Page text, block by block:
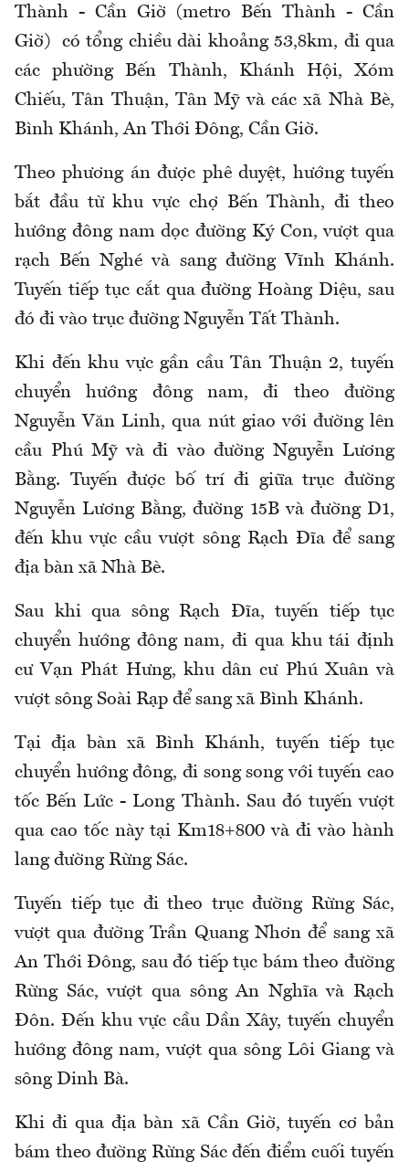
Thành - Cần Giờ (metro Bến Thành - Cần
Giờ) có tổng chiều dài khoảng 53,8km, đi qua
các phường Bến Thành, Khánh Hội, Xóm
Chiếu, Tân Thuận, Tân Mỹ và các xã Nhà Bè,
Bình Khánh, An Thới Đông, Cần Giờ.
Theo phương án được phê duyệt, hướng tuyến
bắt đầu từ khu vực chợ Bến Thành, đi theo
hướng đông nam dọc đường Ký Con, vượt qua
rạch Bến Nghé và sang đường Vĩnh Khánh.
Tuyến tiếp tục cắt qua đường Hoàng Diệu, sau
đó đi vào trục đường Nguyễn Tất Thành.
Khi đến khu vực gần cầu Tân Thuận 2, tuyến
chuyển hướng đông nam, đi theo đường
Nguyễn Văn Linh, qua nút giao với đường lên
cầu Phú Mỹ và đi vào đường Nguyễn Lương
Bằng. Tuyến được bố trí đi giữa trục đường
Nguyễn Lương Bằng, đường 15B và đường D1,
đến khu vực cầu vượt sông Rạch Đĩa để sang
địa bàn xã Nhà Bè.
Sau khi qua sông Rạch Đĩa, tuyến tiếp tục
chuyển hướng đông nam, đi qua khu tái định
cư Vạn Phát Hưng, khu dân cư Phú Xuân và
vượt sông Soài Rạp để sang xã Bình Khánh.
Tại địa bàn xã Bình Khánh, tuyến tiếp tục
chuyển hướng đông, đi song song với tuyến cao
tốc Bến Lức - Long Thành. Sau đó tuyến vượt
qua cao tốc này tại Km18+800 và đi vào hành
lang đường Rừng Sác.
Tuyến tiếp tục đi theo trục đường Rừng Sác,
vượt qua đường Trần Quang Nhơn để sang xã
An Thới Đông, sau đó tiếp tục bám theo đường
Rừng Sác, vượt qua sông An Nghĩa và Rạch
Đôn. Đến khu vực cầu Dần Xây, tuyến chuyển
hướng đông nam, vượt qua sông Lôi Giang và
sông Dinh Bà.
Khi đi qua địa bàn xã Cần Giờ, tuyến cơ bản
bám theo đường Rừng Sác đến điểm cuối tuyến